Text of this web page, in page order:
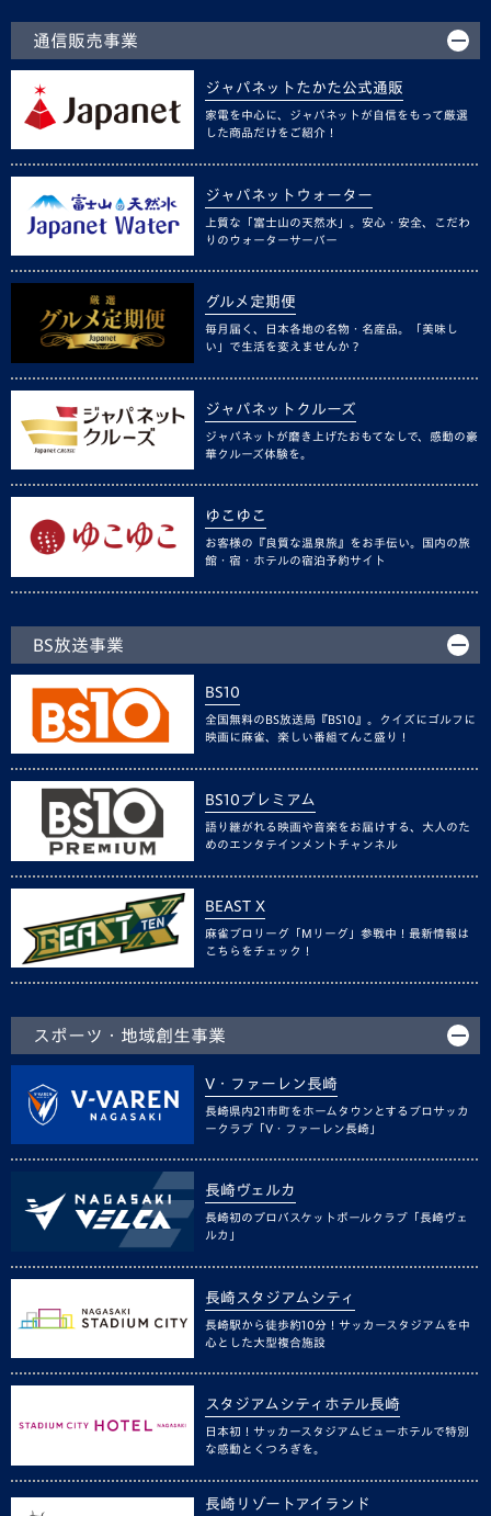
通信販売事業
ジャパネットたかた公式通販
家電を中心に、ジャパネットが自信をもって厳選
した商品だけをご紹介！
ジャパネットウォーター
上質な「富士山の天然水」。安心・安全、こだわ
りのウォーターサーバー
グルメ定期便
毎月届く、日本各地の名物・名産品。「美味し
い」で生活を変えませんか？
ジャパネットクルーズ
ジャパネットが磨き上げたおもてなしで、感動の豪
華クルーズ体験を。
ゆこゆこ
お客様の『良質な温泉旅』をお手伝い。国内の旅
館・宿・ホテルの宿泊予約サイト
BS放送事業
BS10
全国無料のBS放送局『BS10』。クイズにゴルフに
映画に麻雀、楽しい番組てんこ盛り！
BS10プレミアム
語り継がれる映画や音楽をお届けする、大人のた
めのエンタテインメントチャンネル
BEAST X
麻雀プロリーグ「Mリーグ」参戦中！最新情報は
こちらをチェック！
スポーツ・地域創生事業
V・ファーレン長崎
長崎県内21市町をホームタウンとするプロサッカ
ークラブ「V・ファーレン長崎」
長崎ヴェルカ
長崎初のプロバスケットボールクラブ「長崎ヴェ
ルカ」
長崎スタジアムシティ
長崎駅から徒歩約10分！サッカースタジアムを中
心とした大型複合施設
スタジアムシティホテル長崎
日本初！サッカースタジアムビューホテルで特別
な感動とくつろぎを。
長崎リゾートアイランド